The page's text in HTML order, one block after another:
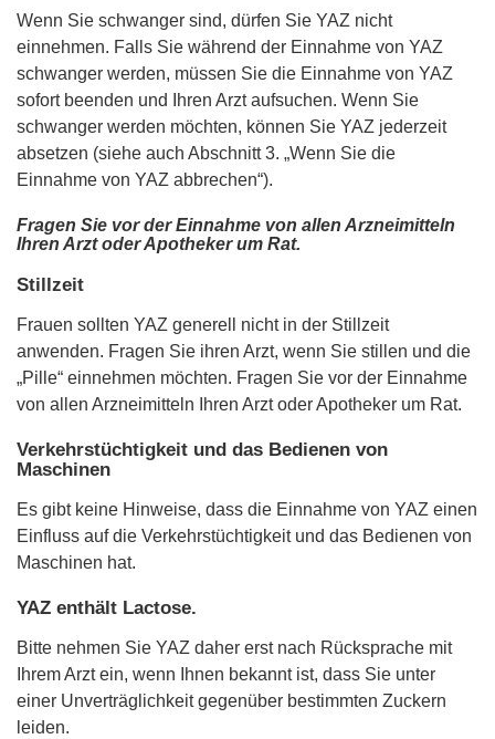
Wenn Sie schwanger sind, dürfen Sie YAZ nicht
einnehmen. Falls Sie während der Einnahme von YAZ
schwanger werden, müssen Sie die Einnahme von YAZ
sofort beenden und Ihren Arzt aufsuchen. Wenn Sie
schwanger werden möchten, können Sie YAZ jederzeit
absetzen (siehe auch Abschnitt 3. „Wenn Sie die
Einnahme von YAZ abbrechen“).
Fragen Sie vor der Einnahme von allen Arzneimitteln
Ihren Arzt oder Apotheker um Rat.
Stillzeit
Frauen sollten YAZ generell nicht in der Stillzeit
anwenden. Fragen Sie ihren Arzt, wenn Sie stillen und die
„Pille“ einnehmen möchten. Fragen Sie vor der Einnahme
von allen Arzneimitteln Ihren Arzt oder Apotheker um Rat.
Verkehrstüchtigkeit und das Bedienen von
Maschinen
Es gibt keine Hinweise, dass die Einnahme von YAZ einen
Einfluss auf die Verkehrstüchtigkeit und das Bedienen von
Maschinen hat.
YAZ enthält Lactose.
Bitte nehmen Sie YAZ daher erst nach Rücksprache mit
Ihrem Arzt ein, wenn Ihnen bekannt ist, dass Sie unter
einer Unverträglichkeit gegenüber bestimmten Zuckern
leiden.